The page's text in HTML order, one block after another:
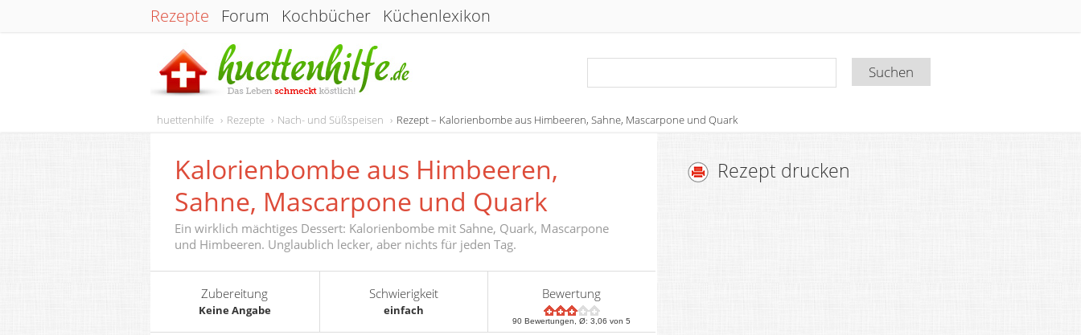
Rezepte Forum Kochbücher Küchenlexikon
huettenhilfe Rezepte Nach- und Süßspeisen Rezept – Kalorienbombe aus Himbeeren, Sahne, Mascarpone und Quark
Kalorienbombe aus Himbeeren,
Sahne, Mascarpone und Quark
Ein wirklich mächtiges Dessert: Kalorienbombe mit Sahne, Quark, Mascarpone
und Himbeeren. Unglaublich lecker, aber nichts für jeden Tag.
Zubereitung
Keine Angabe
Schwierigkeit
einfach
Bewertung
90 Bewertungen, Ø:3,06 von 5
Rezept drucken